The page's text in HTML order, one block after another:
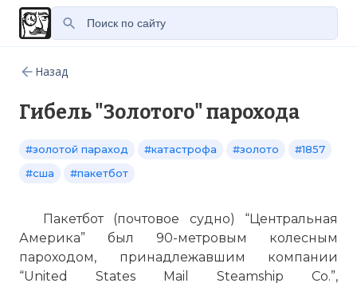
Назад
Гибель "Золотого" парохода
#золотой параход #катастрофа #золото
#1857
#сша
#пакетбот
Пакетбот (почтовое судно) “Центральная
Америка” был 90-метровым колесным
пароходом, принадлежавшим компании
“United States Mail Steamship Co.”,